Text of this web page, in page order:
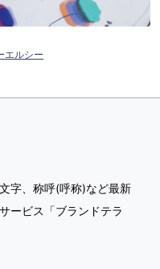
エルシー
字、称呼(呼称)など最新
ービス「ブランドテラ